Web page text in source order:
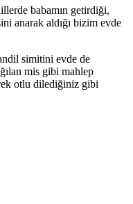
babamın getirdiği,
anarak aldığı bizim evde
simitini evde de
mis gibi mahlep
otlu dilediğiniz gibi